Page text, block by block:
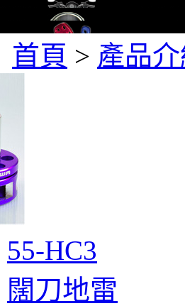
首頁 > 產品
55-HC3
闊刀地雷